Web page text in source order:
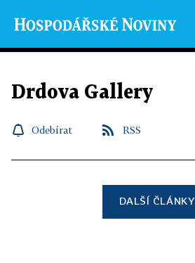
Drdova Gallery
Odebírat RSS
DALŠÍ ČLÁNKY